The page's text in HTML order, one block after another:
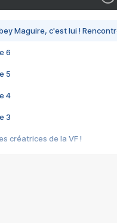
Maguire, c'est lui !
6
5
4
3
créatrices de la VF !